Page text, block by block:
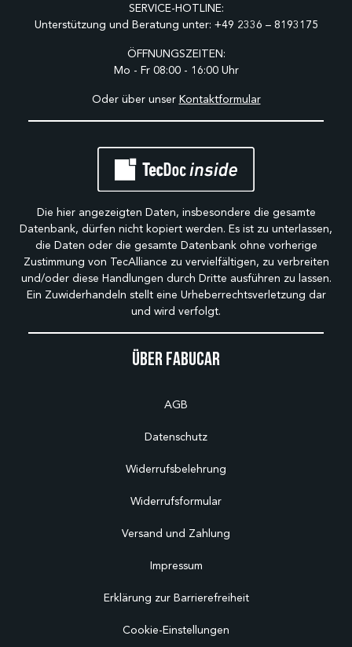
Über Fabucar
AGB
Datenschutz
Widerrufsbelehrung
Widerrufsformular
Versand und Zahlung
Impressum
Erklärung zur Barrierefreiheit
Cookie-Einstellungen
SERVICE-HOTLINE:
Unterstützung und Beratung unter: +49 2336 – 8193175
ÖFFNUNGSZEITEN:
Mo - Fr 08:00 - 16:00 Uhr
Oder über unser Kontaktformular
Die hier angezeigten Daten, insbesondere die gesamte
Datenbank, dürfen nicht kopiert werden. Es ist zu unterlassen,
die Daten oder die gesamte Datenbank ohne vorherige
Zustimmung von TecAlliance zu vervielfältigen, zu verbreiten
und/oder diese Handlungen durch Dritte ausführen zu lassen.
Ein Zuwiderhandeln stellt eine Urheberrechtsverletzung dar
und wird verfolgt.